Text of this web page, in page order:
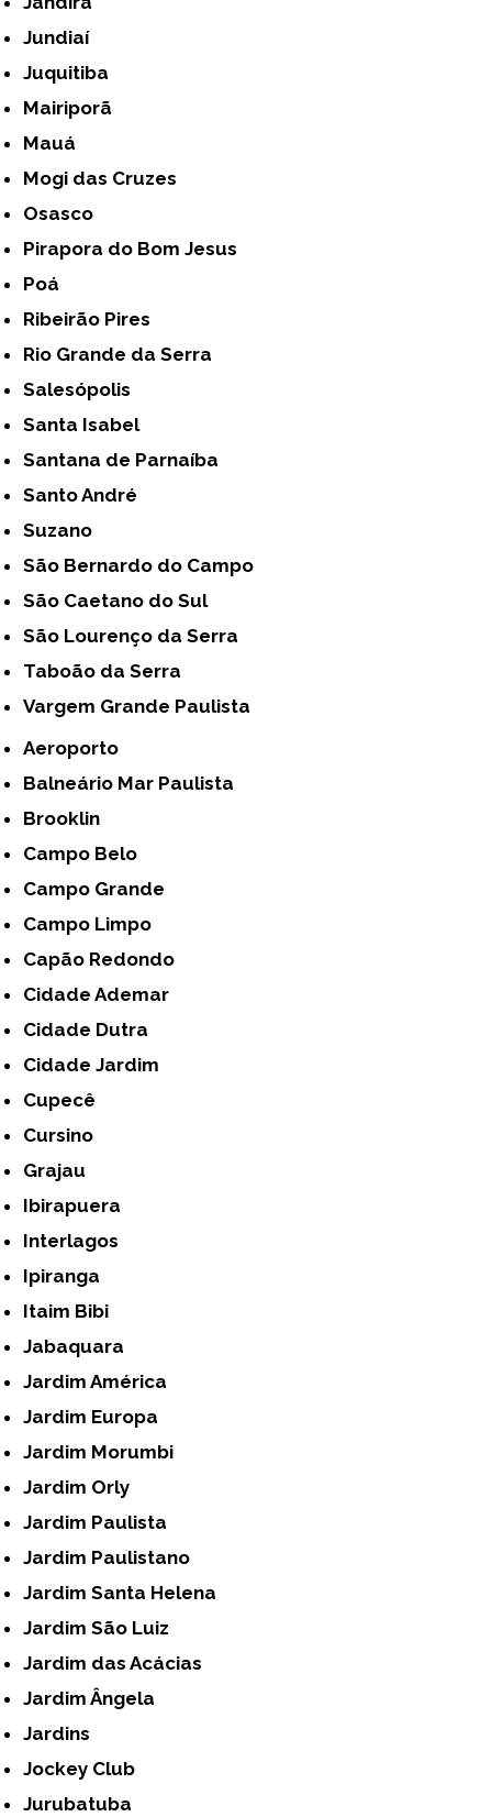
Jundiaí
Juquitiba
Mairiporã
Mauá
Mogi das Cruzes
Osasco
Pirapora do Bom Jesus
Poá
Ribeirão Pires
Rio Grande da Serra
Salesópolis
Santa Isabel
Santana de Parnaíba
Santo André
Suzano
São Bernardo do Campo
São Caetano do Sul
São Lourenço da Serra
Taboão da Serra
Vargem Grande Paulista
Aeroporto
Balneário Mar Paulista
Brooklin
Campo Belo
Campo Grande
Campo Limpo
Capão Redondo
Cidade Ademar
Cidade Dutra
Cidade Jardim
Cupecê
Cursino
Grajau
Ibirapuera
Interlagos
Ipiranga
Itaim Bibi
Jabaquara
Jardim América
Jardim Europa
Jardim Morumbi
Jardim Orly
Jardim Paulista
Jardim Paulistano
Jardim Santa Helena
Jardim São Luiz
Jardim das Acácias
Jardim Ângela
Jardins
Jockey Club
Jurubatuba